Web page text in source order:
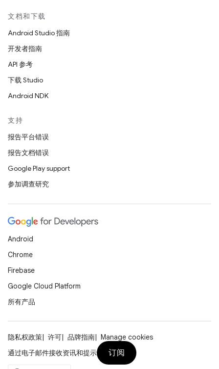
文档和下载
Android Studio 指南
开发者指南
API 参考
下载 Studio
Android NDK
支持
报告平台错误
报告文档错误
Google Play support
参加调查研究
Android
Chrome
Firebase
Google Cloud Platform
所有产品
隐私权政策 许可 品牌指南
Manage cookies
通过电子邮件接收资讯和提示
订阅